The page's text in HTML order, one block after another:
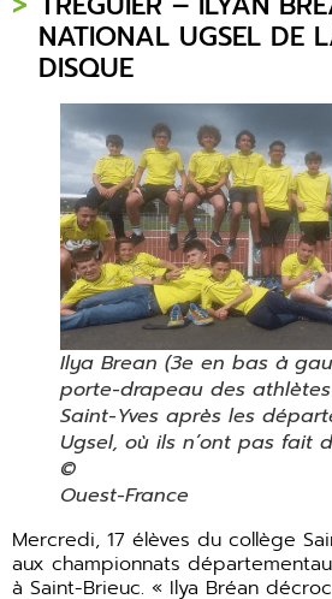
NATIONAL UGSEL DE
DISQUE
Ilya Brean (3e en bas à
porte-drapeau des
Saint-Yves après les
Ugsel, où ils n’ont pas fait
©
Ouest-France
Mercredi, 17 élèves du collège
aux championnats
à Saint-Brieuc. « Ilya Bréan